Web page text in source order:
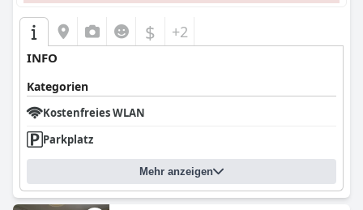
$ +2
INFO
Kategorien
Kostenfreies WLAN
Parkplatz
Mehr anzeigen